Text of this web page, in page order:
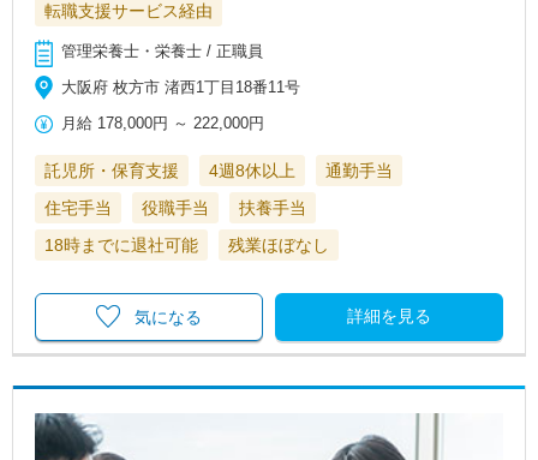
転職支援サービス経由
管理栄養士・栄養士 / 正職員
大阪府 枚方市 渚西1丁目18番11号
月給 178,000円 ～222,000円
託児所・保育支援 4週8休以上
通勤手当
住宅手当
役職手当
扶養手当
18時までに退社可能
残業ほぼなし
詳細を見る
気になる